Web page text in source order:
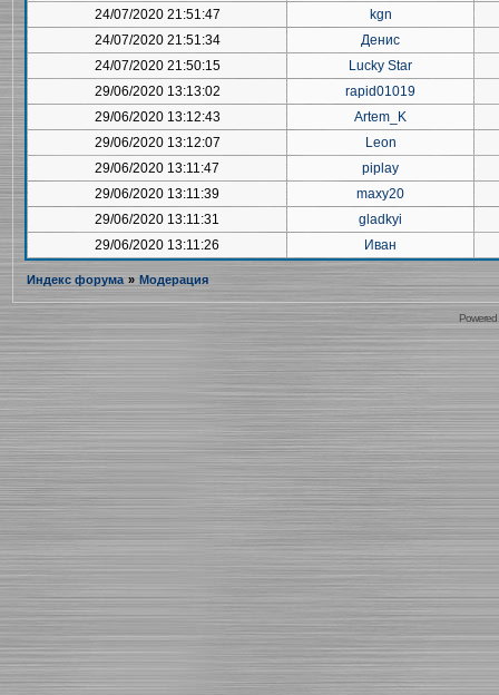
24/07/2020 21:51:47
kgn
24/07/2020 21:51:34
Денис
24/07/2020 21:50:15
Lucky Star
29/06/2020 13:13:02
rapid01019
29/06/2020 13:12:43
Artem_K
29/06/2020 13:12:07
Leon
29/06/2020 13:11:47
piplay
29/06/2020 13:11:39
maxy20
29/06/2020 13:11:31
gladkyi
29/06/2020 13:11:26
Иван
Индекс форума » Модерация